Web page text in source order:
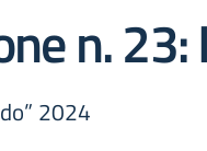
n.
2024